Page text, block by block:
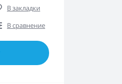
В закладки
В сравнение